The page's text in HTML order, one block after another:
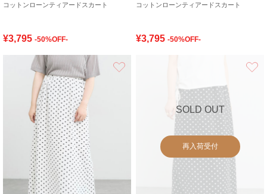
コットンローンティアードスカート
¥3,795 -50%OFF-
コットンローンティアードスカート
¥3,795 -50%OFF-
SOLD OUT
再入荷受付